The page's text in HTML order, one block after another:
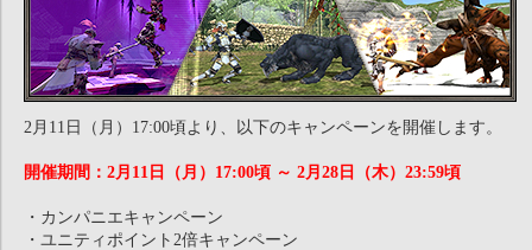
2月11日（月）17:00頃より、以下のキャンペーンを開催します。
開催期間：2月11日（月）17:00頃 ～ 2月28日（木）23:59頃
・カンパニエキャンペーン
・ユニティポイント2倍キャンペーン